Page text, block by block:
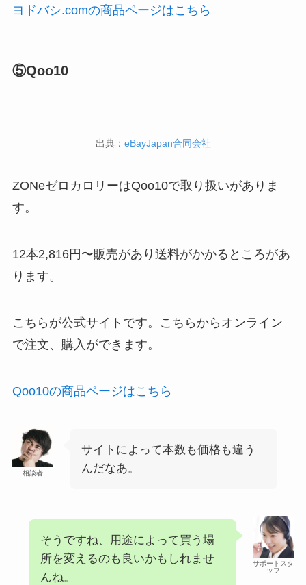
ヨドバシ.comの商品ページはこちら
⑤Qoo10
出典： eBayJapan合同会社
ZONeゼロカロリーはQoo10で取り扱いがありま
す。
12本2,816円〜販売があり送料がかかるところがあ
ります。
こちらが公式サイトです。こちらからオンライン
で注文、購入ができます。
Qoo10の商品ページはこちら
相談者
サイトによって本数も価格も違う
んだなあ。
サポートスタ
ッフ
そうですね、用途によって買う場
所を変えるのも良いかもしれませ
んね。